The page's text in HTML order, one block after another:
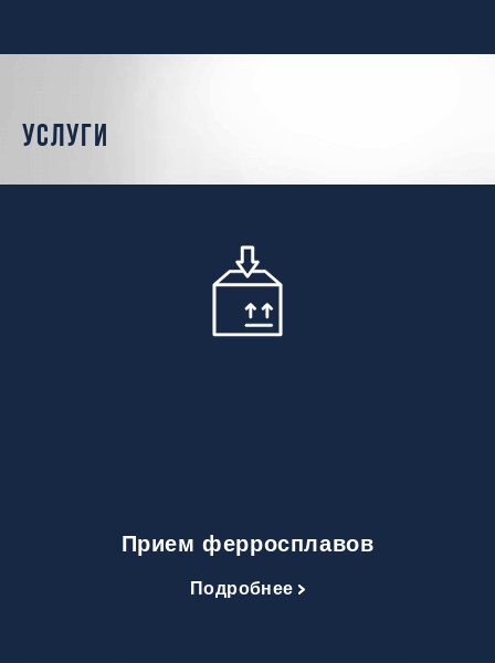
услуги
Прием ферросплавов
Подробнее